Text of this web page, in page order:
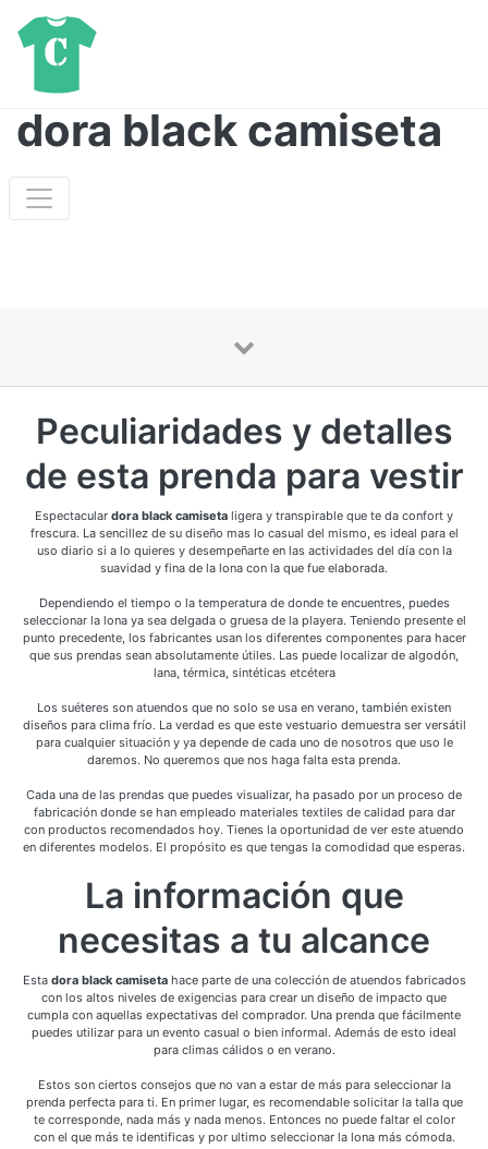
dora black camiseta
Peculiaridades y detalles
de esta prenda para vestir
Espectacular dora black camiseta ligera y transpirable que te da confort y
frescura. La sencillez de su diseño mas lo casual del mismo, es ideal para el
uso diario si a lo quieres y desempeñarte en las actividades del día con la
suavidad y fina de la lona con la que fue elaborada.
Dependiendo el tiempo o la temperatura de donde te encuentres, puedes
seleccionar la lona ya sea delgada o gruesa de la playera. Teniendo presente el
punto precedente, los fabricantes usan los diferentes componentes para hacer
que sus prendas sean absolutamente útiles. Las puede localizar de algodón,
lana, térmica, sintéticas etcétera
Los suéteres son atuendos que no solo se usa en verano, también existen
diseños para clima frío. La verdad es que este vestuario demuestra ser versátil
para cualquier situación y ya depende de cada uno de nosotros que uso le
daremos. No queremos que nos haga falta esta prenda.
Cada una de las prendas que puedes visualizar, ha pasado por un proceso de
fabricación donde se han empleado materiales textiles de calidad para dar
con productos recomendados hoy. Tienes la oportunidad de ver este atuendo
en diferentes modelos. El propósito es que tengas la comodidad que esperas.
La información que
necesitas a tu alcance
Esta dora black camisetahace parte de una colección de atuendos fabricados
con los altos niveles de exigencias para crear un diseño de impacto que
cumpla con aquellas expectativas del comprador. Una prenda que fácilmente
puedes utilizar para un evento casual o bien informal. Además de esto ideal
para climas cálidos o en verano.
Estos son ciertos consejos que no van a estar de más para seleccionar la
prenda perfecta para ti. En primer lugar, es recomendable solicitar la talla que
te corresponde, nada más y nada menos. Entonces no puede faltar el color
con el que más te identificas y por ultimo seleccionar la lona más cómoda.